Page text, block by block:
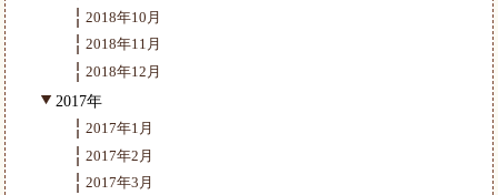
2018年10月
2018年11月
2018年12月
2017年
2017年1月
2017年2月
2017年3月